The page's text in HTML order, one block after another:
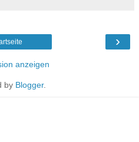
›
anzeigen
by Blogger.